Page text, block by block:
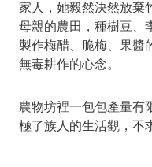
家人，她毅然決然放棄
母親的農田，種樹豆、
製作梅醋、脆梅、果醬
無毒耕作的心念。
農物坊裡一包包產量有
極了族人的生活觀，不